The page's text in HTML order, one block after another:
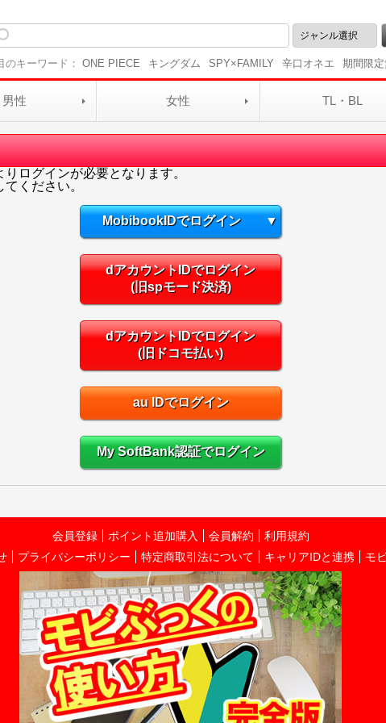
のキーワード： ONE PIECE キングダム SPY×FAMILY 辛口オネエ 期間限
男性 女性 TL・BL
ログインが必要となります。
ください。
MobibookIDでログイン ▼
dアカウントIDでログイン
(旧spモード決済)
dアカウントIDでログイン
(旧ドコモ払い)
au IDでログイン
My SoftBank認証でログイン
会員登録 ポイント追加購入 会員解約
利用規約
プライバシーポリシー 特定商取引法について キャリアIDと連携 モ